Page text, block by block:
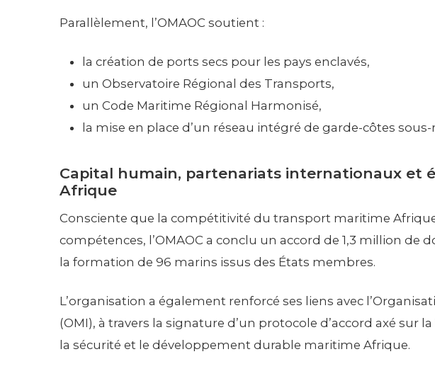
Parallèlement, l’OMAOC soutient :
la création de ports secs pour les pays enclavés,
un Observatoire Régional des Transports,
un Code Maritime Régional Harmonisé,
la mise en place d’un réseau intégré de garde-côtes
Capital humain, partenariats internationaux et
Afrique
Consciente que la compétitivité du transport maritime
compétences, l’OMAOC a conclu un accord de 1,3 million de
la formation de 96 marins issus des États membres.
L’organisation a également renforcé ses liens avec
(OMI), à travers la signature d’un protocole d’accord axé sur
la sécurité et le développement durable maritime Afrique.